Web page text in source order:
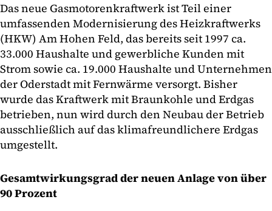
Das neue Gasmotorenkraftwerk ist Teil einer
umfassenden Modernisierung des Heizkraftwerks
(HKW) Am Hohen Feld, das bereits seit 1997 ca.
33.000 Haushalte und gewerbliche Kunden mit
Strom sowie ca. 19.000 Haushalte und Unternehmen
der Oderstadt mit Fernwärme versorgt. Bisher
wurde das Kraftwerk mit Braunkohle und Erdgas
betrieben, nun wird durch den Neubau der Betrieb
ausschließlich auf das klimafreundlichere Erdgas
umgestellt.
Gesamtwirkungsgrad der neuen Anlage von über
90 Prozent